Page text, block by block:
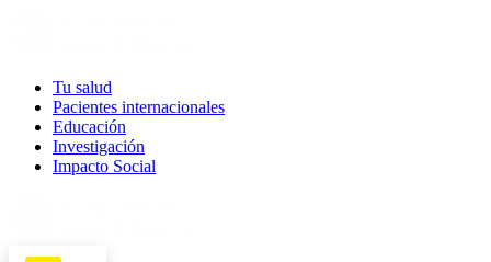
Tu salud
Pacientes internacionales
Educación
Investigación
Impacto Social